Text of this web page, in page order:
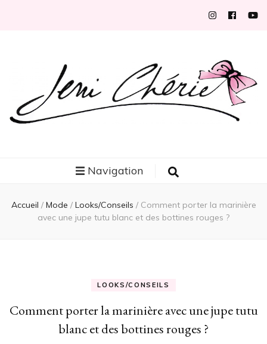
Navigation
Accueil / Mode / Looks/Conseils / Comment porter la marinière
avec une jupe tutu blanc et des bottines rouges ?
LOOKS/CONSEILS
Comment porter la marinière avec une jupe tutu
blanc et des bottines rouges ?